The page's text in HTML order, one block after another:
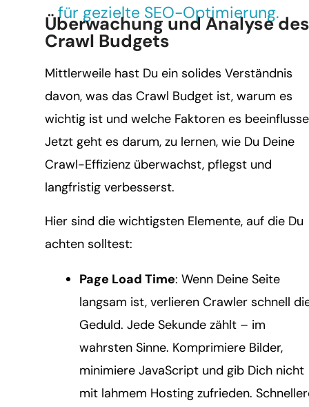
für gezielte SEO-Optimierung.
Überwachung und Analyse des
Crawl Budgets
Mittlerweile hast Du ein solides Verständnis
davon, was das Crawl Budget ist, warum es
wichtig ist und welche Faktoren es
Jetzt geht es darum, zu lernen, wie Du Deine
Crawl-Effizienz überwachst, pflegst und
langfristig verbesserst.
Hier sind die wichtigsten Elemente, auf die Du
achten solltest:
Page Load Time: Wenn Deine Seite
langsam ist, verlieren Crawler schnell
Geduld. Jede Sekunde zählt – im
wahrsten Sinne. Komprimiere Bilder,
minimiere JavaScript und gib Dich nicht
mit lahmem Hosting zufrieden.